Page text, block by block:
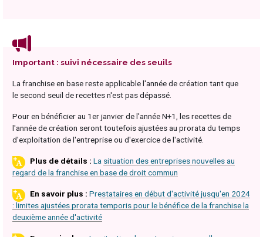
Important : suivi nécessaire des seuils
La franchise en base reste applicable l'année de création tant que
le second seuil de recettes n'est pas dépassé.
Pour en bénéficier au 1er janvier de l'année N+1, les recettes de
l'année de création seront toutefois ajustées au prorata du temps
d'exploitation de l'entreprise ou d'exercice de l'activité.
La situation des entreprises nouvelles au
regard de la franchise en base de droit commun
Prestataires en début d'activité jusqu'en 2024
: limites ajustées prorata temporis pour le bénéfice de la franchise la
deuxième année d'activité